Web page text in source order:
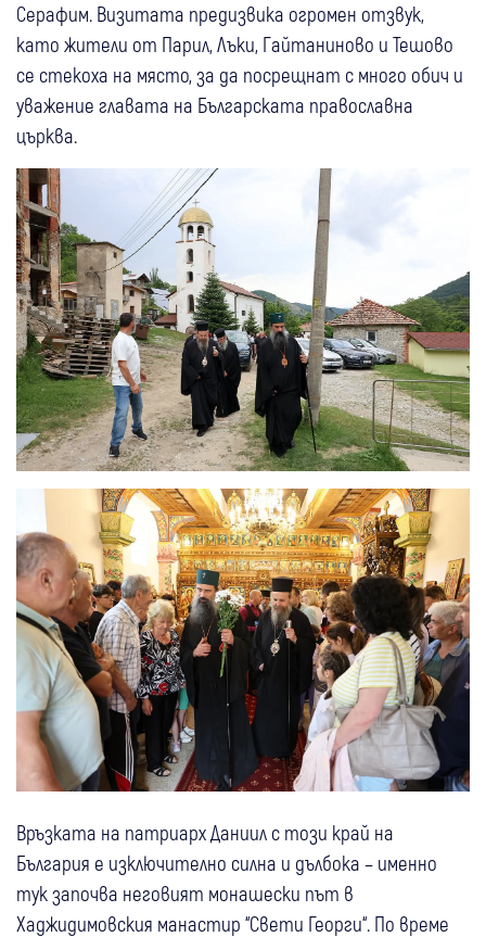
Серафим. Визитата предизвика огромен отзвук,
като жители от Парил, Лъки, Гайтаниново и Тешово
се стекоха на място, за да посрещнат с много обич и
уважение главата на Българската православна
църква.
Връзката на патриарх Даниил с този край на
България е изключително силна и дълбока – именно
тук започва неговият монашески път в
Хаджидимовския манастир “Свети Георги“. По време